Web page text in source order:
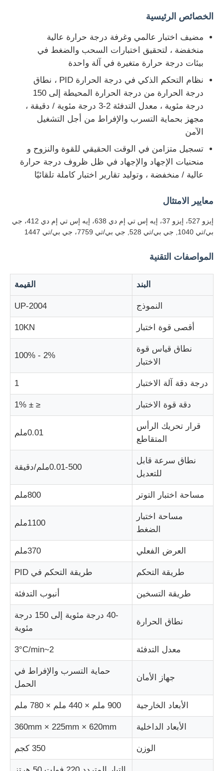
ضبط الجودة
اتصل بنا
طلب اقتباس
معدات اختبار المعمل
آلة الاختبار العالمية
آلة اختبار الكشط
معدات اختبار المطاط
معدات اختبار الأحذية
معدات اختبار مواد البناء
معدات اختبار التعبئة
معدات اختبار اللاصق
آلة اختبار النسيج
جهاز التحكم بدرجة الحرارة والرطوبة
اختبار القسوة
الخصائص الرئيسية
مضيف اختبار عالمي وغرفة درجة حرارة عالية
منخفضة ، لتحقيق اختبارات السحب والضغط في
بيئات درجة حرارة متغيرة في آلة واحدة
نظام التحكم الذكي في درجة الحرارة PID ، نطاق
درجة الحرارة من درجة الحرارة المحيطة إلى 150
درجة مئوية ، معدل التدفئة 2-3 درجة مئوية / دقيقة ،
مجهز بحماية التسرب والإفراط من أجل التشغيل
الآمن
تسجيل متزامن في الوقت الحقيقي للقوة والنزوح و
منحنيات الإجهاد والإجهاد في ظل ظروف درجة حرارة
عالية / منخفضة ، وتوليد تقارير اختبار كاملة تلقائيًا
معايير الامتثال
إيزو 527، إيزو 37، إيه إس تي إم دي 638، إيه إس تي إم دي 412، جي
بي/تي 1040, جي بي/تي 528, جي بي/تي 7759، جي بي/تي 1447
المواصفات التقنية
البند القيمة
النموذج UP-2004
أقصى قوة اختبار 10KN
نطاق قياس قوة
الاختبار
2% - 100%
درجة دقة آلة الاختبار 1
دقة قوة الاختبار ≤ ± 1%
قرار تحريك الرأس
المتقاطع
0.01ملم
نطاق سرعة قابل
للتعديل
0.01-500ملم/دقيقة
مساحة اختبار التوتر 800ملم
مساحة اختبار
الضغط
1100ملم
العرض الفعلي 370ملم
طريقة التحكم طريقة التحكم في PID
طريقة التسخين أنبوب التدفئة
نطاق الحرارة
-40 درجة مئوية إلى 150 درجة
مئوية
معدل التدفئة 2~3°C/min
جهاز الأمان
حماية التسرب والإفراط في
الحمل
الأبعاد الخارجية 900 ملم × 440 ملم × 780 ملم
الأبعاد الداخلية 360mm × 225mm × 620mm
الوزن 350 كجم